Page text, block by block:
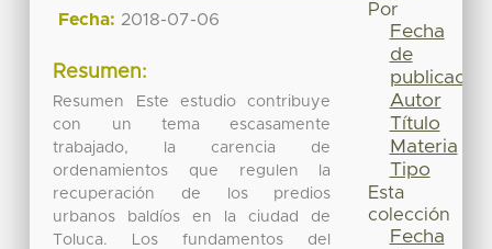
Fecha: 2018-07-06
Resumen:
Resumen Este estudio contribuye
con un tema escasamente
trabajado, la carencia de
ordenamientos que regulen la
recuperación de los predios
urbanos baldíos en la ciudad de
Toluca. Los fundamentos del
Por
Fecha
de
publicación
Autor
Título
Materia
Tipo
Esta
colección
Fecha